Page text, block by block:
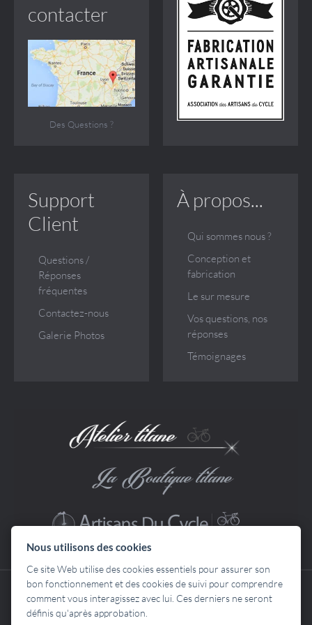
contacter
Des Questions ?
Support
Client
Questions /
Réponses
fréquentes
Contactez-nous
Galerie Photos
À propos...
Qui sommes nous ?
Conception et
fabrication
Le sur mesure
Vos questions, nos
réponses
Témoignages
Nous utilisons des cookies
Ce site Web utilise des cookies essentiels pour assurer son
bon fonctionnement et des cookies de suivi pour comprendre
comment vous interagissez avec lui. Ces derniers ne seront
définis qu'après approbation.
SARL ATELIER TITANE
- Tous droits réservés. La
reproduction sur quelque support que ce soit, partielle ou totale, de tout